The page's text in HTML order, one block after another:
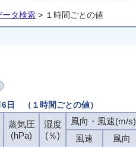
ータ検索 > １時間ごとの値
日 （１時間ごとの値）
蒸気圧
(hPa)
湿度
(％)
風向・風速(m/s)
風速 風向